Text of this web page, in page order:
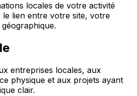
locales de votre activité
lien entre votre site, votre
entreprises locales, aux
physique et aux projets ayant
clair.